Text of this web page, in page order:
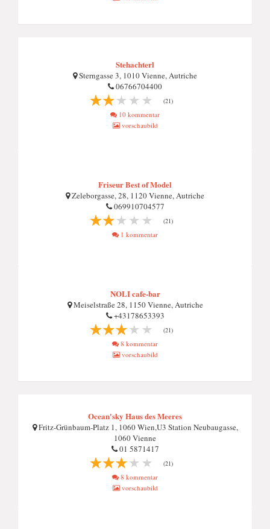
Stehachterl
Sterngasse 3, 1010 Vienne, Autriche
06766704400
(21)
10 kommentar
vorschaubild
Friseur Best of Model
Zeleborgasse, 28, 1120 Vienne, Autriche
069910704577
(21)
1 kommentar
NOLI cafe-bar
Meiselstraße 28, 1150 Vienne, Autriche
+43178653393
(21)
8 kommentar
vorschaubild
Ocean'sky Haus des Meeres
Fritz-Grünbaum-Platz 1, 1060 Wien,U3 Station Neubaugasse,
1060 Vienne
01 5871417
(21)
8 kommentar
vorschaubild